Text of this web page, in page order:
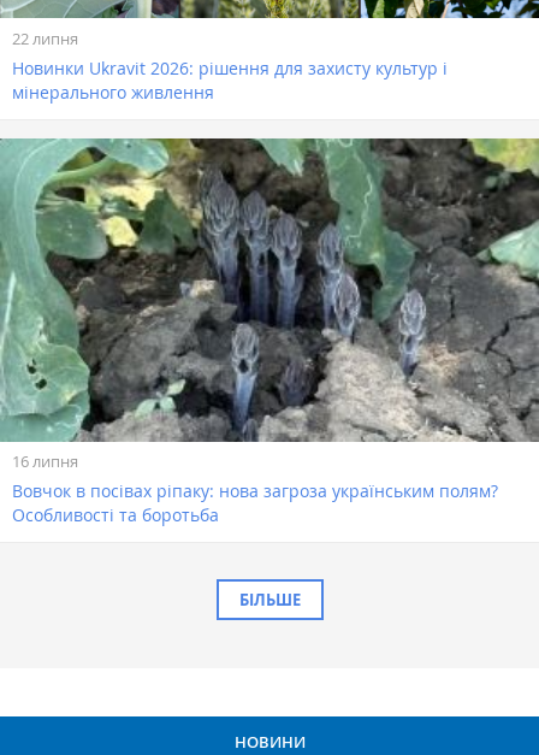
22 липня
Новинки Ukravit 2026: рішення для захисту культур і
мінерального живлення
16 липня
Вовчок в посівах ріпаку: нова загроза українським полям?
Особливості та боротьба
БІЛЬШЕ
НОВИНИ